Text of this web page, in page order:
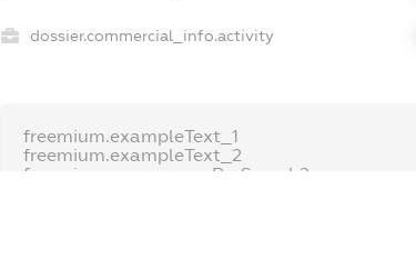
dossier.commercial_info.activity
freemium.exampleText_1
freemium.exampleText_2
freemium.anonymousPerSearch2